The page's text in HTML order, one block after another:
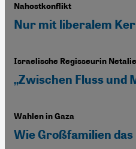
Nahostkonflikt
Nur mit liberalem
Israelische Regisseurin
„Zwischen Fluss und
Wahlen in Gaza
Wie Großfamilien